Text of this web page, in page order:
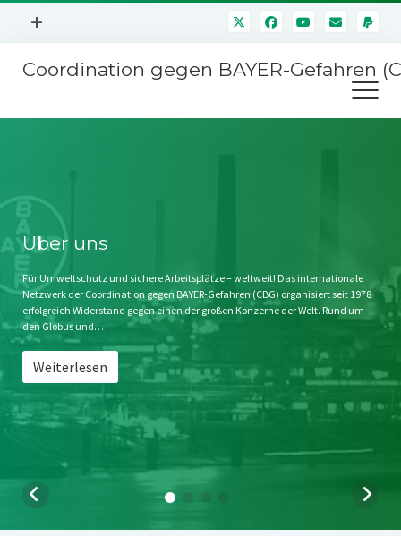
Menü
+
Mitmachen
Kontakt
Impressum
Störfälle
Coordination gegen BAYER-Gefahren
Menü
öffnen
Stichwort BAYER
Jahrestagung
SPENDEN
Über uns
Für Umweltschutz und sichere Arbeitsplätze – weltweit! Das internationale
Netzwerk der Coordination gegen BAYER-Gefahren (CBG) organisiert seit 1978
erfolgreich Widerstand gegen einen der großen Konzerne der Welt. Rund um
den Globus und…
Weiterlesen